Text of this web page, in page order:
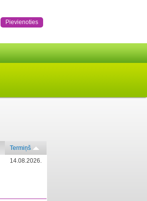
Termiņš
14.08.2026.